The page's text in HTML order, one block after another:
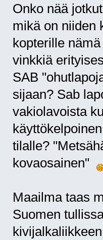
Onko nää
mikä on niiden
kopterille
vinkkiä
SAB
sijaan? Sab
vakiolavoista
tilalle?
kovaosainen"
Maailma taas
Suomen